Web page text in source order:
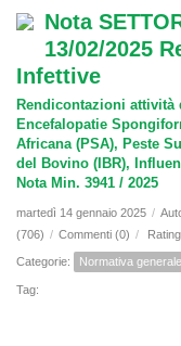
Nota
13/02/2025
Infettive
Rendicontazioni attività
Encefalopatie
Africana (PSA), Peste
del Bovino (IBR),
Nota Min. 3941 / 2025
martedì 14 gennaio 2025 /
(706) / Commenti (0) /
Categorie: Normativa generale
Tag: